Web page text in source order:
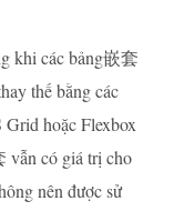
khi các bảng嵌套
thế bằng các
hoặc Flexbox
vẫn có giá trị cho
nên được sử